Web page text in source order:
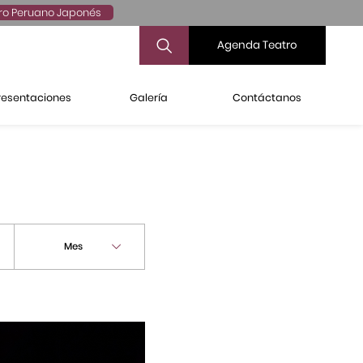
Peruano Japonés
Agenda Teatro
Galería Contáctanos
Mes